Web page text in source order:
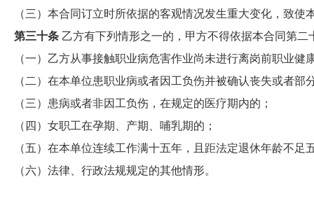
（三）本合同订立时所依据的客观情况发生重大变化，致
第三十条 乙方有下列情形之一的，甲方不得依据本合同第二
（一）乙方从事接触职业病危害作业尚未进行离岗前职业
（二）在本单位患职业病或者因工负伤并被确认丧失或者部
（三）患病或者非因工负伤，在规定的医疗期内的；
（四）女职工在孕期、产期、哺乳期的；
（五）在本单位连续工作满十五年，且距法定退休年龄不足
（六）法律、行政法规规定的其他情形。